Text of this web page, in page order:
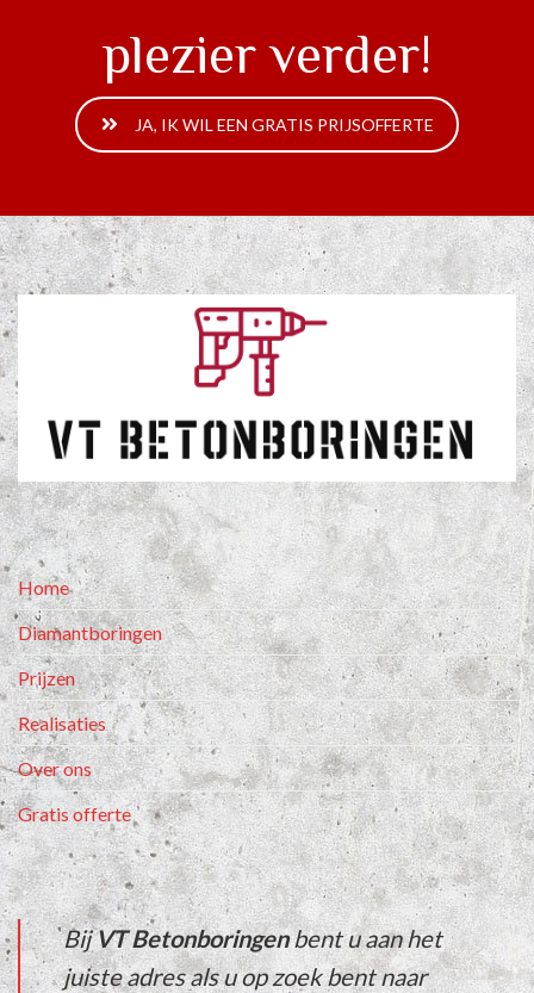
plezier verder!
JA, IK WIL EEN GRATIS PRIJSOFFERTE
Home
Diamantboringen
Prijzen
Realisaties
Over ons
Gratis offerte
BijVT Betonboringenbent u aan het
juiste adres als u op zoek bent naar